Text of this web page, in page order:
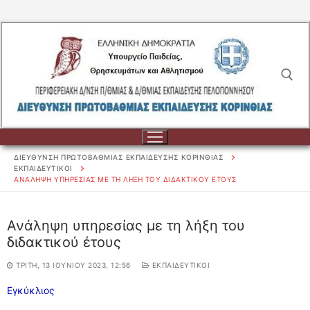
περιεχόμενο
Αναζήτηση για:
για:
ΔΙΕΥΘΥΝΣΗ ΠΡΩΤΟΒΑΘΜΙΑΣ ΕΚΠΑΙΔΕΥΣΗΣ ΚΟΡΙΝΘΙΑΣ
ΕΚΠΑΙΔΕΥΤΙΚΟΙ
ΑΝΆΛΗΨΗ ΥΠΗΡΕΣΊΑΣ ΜΕ ΤΗ ΛΉΞΗ ΤΟΥ ΔΙΔΑΚΤΙΚΟΎ ΈΤΟΥΣ
Ανάληψη υπηρεσίας με τη λήξη του
διδακτικού έτους
ΤΡΊΤΗ, 13 ΙΟΥΝΊΟΥ 2023, 12:56 ΕΚΠΑΙΔΕΥΤΙΚΟΙ
Εγκύκλιος